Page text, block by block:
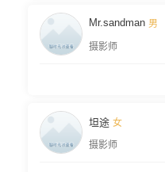
Mr.sandman 男
摄影师
坦途 女
摄影师